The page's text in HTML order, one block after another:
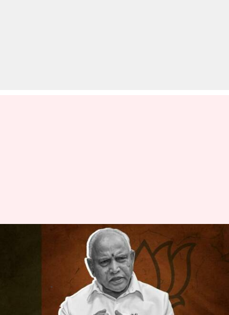
कर्नाटक: भाजपा के दिग्गज नेता
बीएस येदियुरप्पा के घर पर बंजारा
समुदाय का हमला, जानें कारण
Mar 27, 2023 05:05 pm